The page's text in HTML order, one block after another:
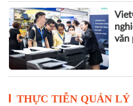
văn
THỰC TIỄN QUẢN LÝ